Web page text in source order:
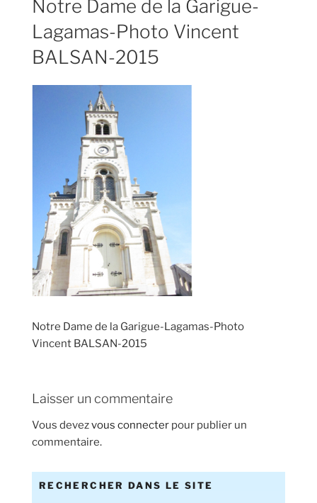
Notre Dame de la Garigue-
Lagamas-Photo Vincent
BALSAN-2015
Notre Dame de la Garigue-Lagamas-Photo
Vincent BALSAN-2015
Laisser un commentaire
Vous devezvous connecter pour publier un
commentaire.
RECHERCHER DANS LE SITE